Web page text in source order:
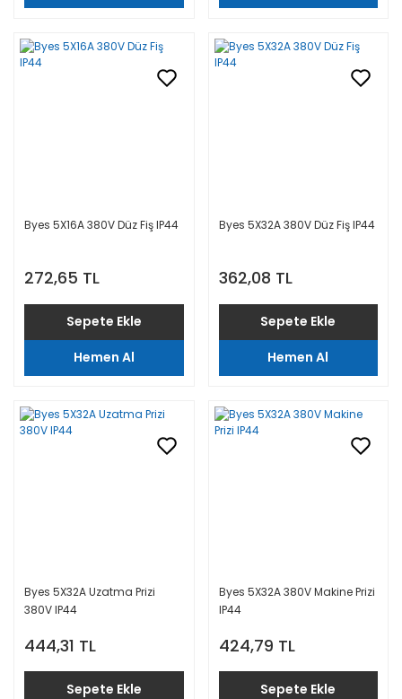
Byes 5X16A 380V Düz Fiş IP44
272,65 TL
Sepete Ekle
Hemen Al
Byes 5X32A 380V Düz Fiş IP44
362,08 TL
Sepete Ekle
Hemen Al
Byes 5X32A Uzatma Prizi
380V IP44
444,31 TL
Sepete Ekle
Byes 5X32A 380V Makine Prizi
IP44
424,79 TL
Sepete Ekle